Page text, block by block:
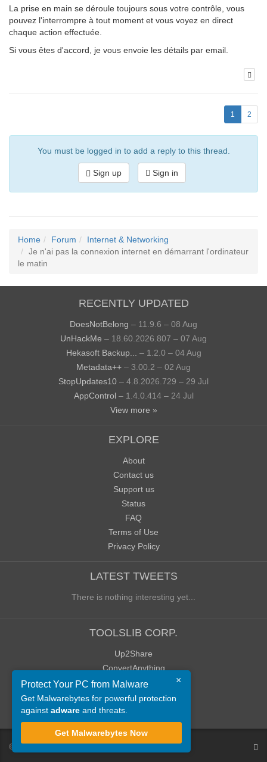
La prise en main se déroule toujours sous votre contrôle, vous
pouvez l'interrompre à tout moment et vous voyez en direct
chaque action effectuée.
Si vous êtes d'accord, je vous envoie les détails par email.
1 2
You must be logged in to add a reply to this thread.
Sign up Sign in
Home Forum
Internet & Networking
Je n'ai pas la connexion internet en démarrant l'ordinateur
le matin
RECENTLY UPDATED
DoesNotBelong – 11.9.6 – 08 Aug
UnHackMe – 18.60.2026.807 – 07 Aug
Hekasoft Backup... – 1.2.0 – 04 Aug
Metadata++ – 3.00.2 – 02 Aug
StopUpdates10 – 4.8.2026.729 – 29 Jul
AppControl – 1.4.0.414 – 24 Jul
View more »
EXPLORE
About
Contact us
Support us
Status
FAQ
Terms of Use
Privacy Policy
LATEST TWEETS
There is nothing interesting yet...
TOOLSLIB CORP.
Up2Share
ConvertAnything
WoWClassicUI (WCUI)
Old Blog
Old Forum
© ToolsLib
×
Protect Your PC from Malware
Get Malwarebytes for powerful protection
against adware and threats.
Get Malwarebytes Now